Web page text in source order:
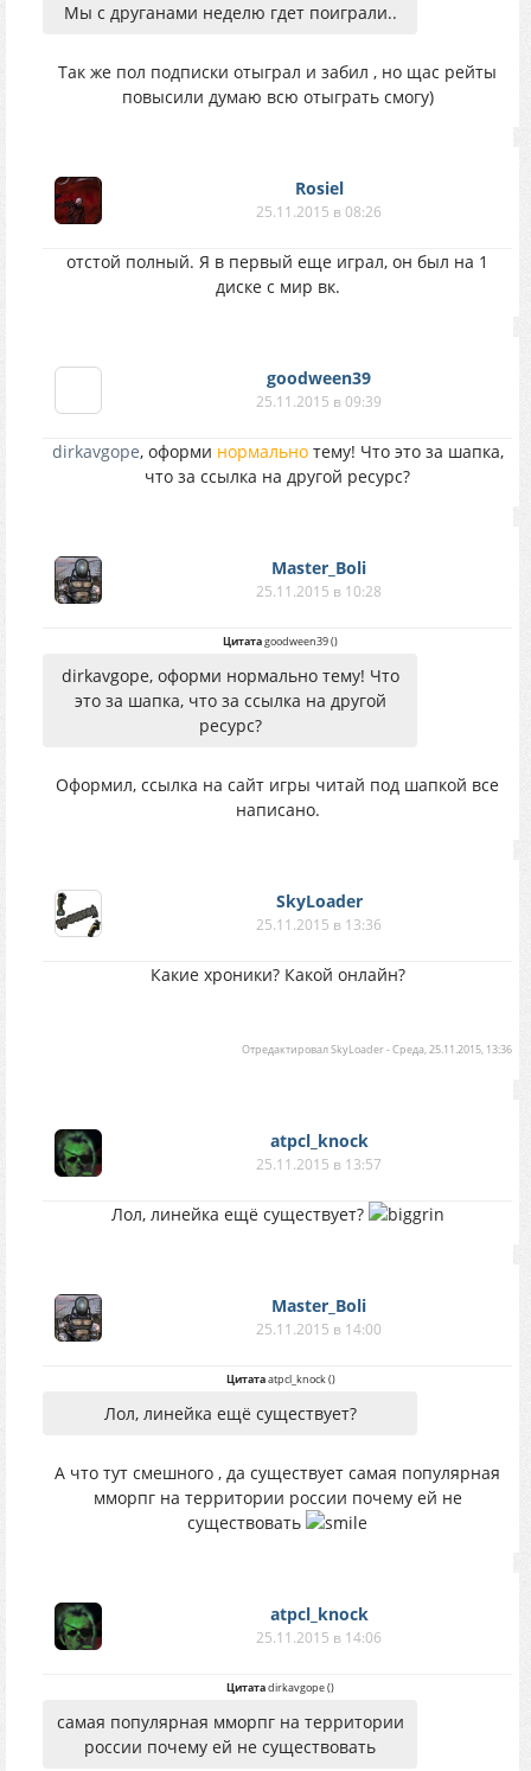
Мы с друганами неделю гдет поиграли..
Так же пол подписки отыграл и забил , но щас рейты
повысили думаю всю отыграть смогу)
Rosiel
25.11.2015 в 08:26
отстой полный. Я в первый еще играл, он был на 1
диске с мир вк.
goodween39
25.11.2015 в 09:39
dirkavgope, оформи нормальнотему! Что это за шапка,
что за ссылка на другой ресурс?
Master_Boli
25.11.2015 в 10:28
Цитатаgoodween39()
dirkavgope, оформи нормально тему! Что
это за шапка, что за ссылка на другой
ресурс?
Оформил, ссылка на сайт игры читай под шапкой все
написано.
SkyLoader
25.11.2015 в 13:36
Какие хроники? Какой онлайн?
ОтредактировалSkyLoader-Среда, 25.11.2015, 13:36
atpcl_knock
25.11.2015 в 13:57
Лол, линейка ещё существует?
Master_Boli
25.11.2015 в 14:00
Цитатаatpcl_knock()
Лол, линейка ещё существует?
А что тут смешного , да существует самая популярная
мморпг на территории россии почему ей не
существовать
atpcl_knock
25.11.2015 в 14:06
Цитатаdirkavgope()
самая популярная мморпг на территории
россии почему ей не существовать